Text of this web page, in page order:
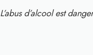
L’abus d’alcool est